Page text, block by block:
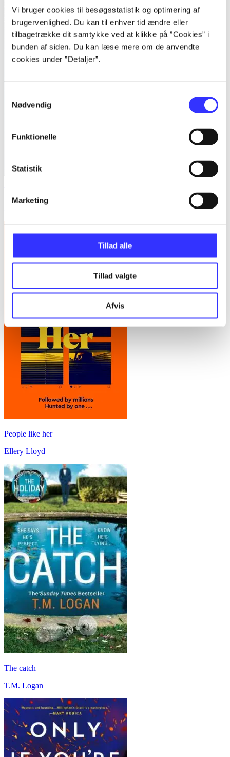
Vi bruger cookies til besøgsstatistik og optimering af
brugervenlighed. Du kan til enhver tid ændre eller
tilbagetrække dit samtykke ved at klikke på ”Cookies” i
bunden af siden. Du kan læse mere om de anvendte
cookies under ”Detaljer”.
Nødvendig
Funktionelle
Statistik
Marketing
Tillad alle
Tillad valgte
Afvis
Erica Spindler
People like her
Ellery Lloyd
The catch
T.M. Logan